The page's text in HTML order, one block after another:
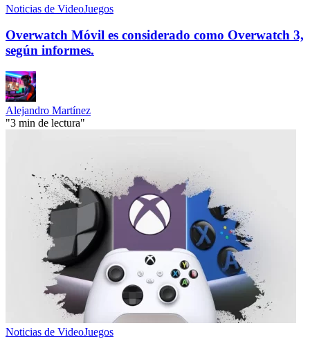
Noticias de VideoJuegos
Overwatch Móvil es considerado como Overwatch 3,
según informes.
Alejandro Martínez
"3 min de lectura"
Noticias de VideoJuegos